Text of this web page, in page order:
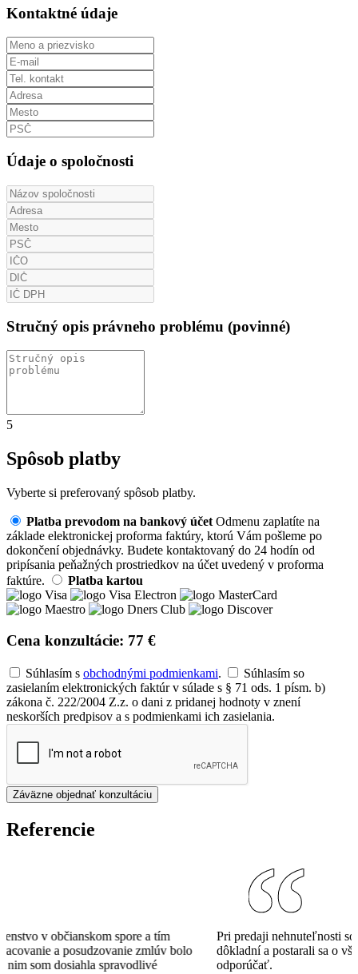
Kontaktné údaje
Údaje o spoločnosti
Stručný opis právneho problému (povinné)
5
Spôsob platby
Vyberte si preferovaný spôsob platby.
Platba prevodom na bankový účet Odmenu zaplatíte na
základe elektronickej proforma faktúry, ktorú Vám pošleme po
dokončení objednávky. Budete kontaktovaný do 24 hodín od
pripísania peňažných prostriedkov na účet uvedený v proforma
faktúre.
Platba kartou
Cena konzultácie: 77 €
Súhlasím s obchodnými podmienkami.
Súhlasím so
zasielaním elektronických faktúr v súlade s § 71 ods. 1 písm. b)
zákona č. 222/2004 Z.z. o dani z pridanej hodnoty v znení
neskorších predpisov a s podmienkami ich zasielania.
Záväzne objednať konzultáciu
Referencie
Potrebovala som právne poradenstvo v občianskom spore a tím
právnikov ma nesklamal. Vypracovanie a posudzovanie zmlúv bolo
rýchle a profesionálne. Vďaka nim som dosiahla spravodlivé